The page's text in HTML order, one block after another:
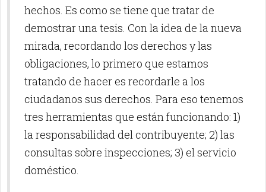
hechos. Es como se tiene que tratar de
demostrar una tesis. Con la idea de la nueva
mirada, recordando los derechos y las
obligaciones, lo primero que estamos
tratando de hacer es recordarle a los
ciudadanos sus derechos. Para eso tenemos
tres herramientas que están funcionando: 1)
la responsabilidad del contribuyente; 2) las
consultas sobre inspecciones; 3) el servicio
doméstico.